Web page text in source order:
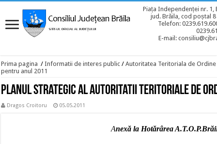
Piața Independenței nr. 1,
jud. Brăila, cod poștal
Telefon:
E-mail:
Prima pagina / Informatii de interes public / Autoritatea Teritoriala de Ordine
pentru anul 2011
Planul Strategic al Autoritatii Teritoriale de
Dragos Croitoru 05.05.2011
Anexă la Hotărârea